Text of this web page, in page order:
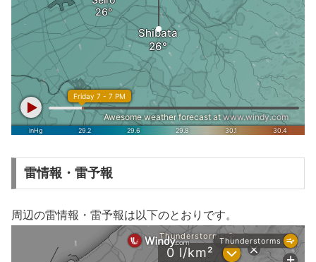
雷情報・雷予報
周辺の雷情報・雷予報は以下のとおりです。